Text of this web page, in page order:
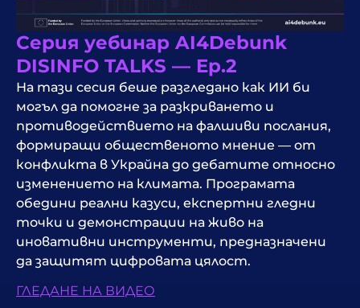
Серия уебинар AI4Debunk
DISINFO TALKS — Ep.2
На тази сесия беше разгледано как ИИ би
могъл да помогне за разкриването и
противодействието на фалшиви послания,
формиращи общественото мнение — от
конфликта в Украйна до дебатите относно
изменението на климата. Програмата
обедини реални казуси, експертни гледни
точки и демонстрации на живо на
иновативни инструменти, предназначени
да защитят цифровата цялост.
ГЛЕДАНЕ НА ВИДЕО